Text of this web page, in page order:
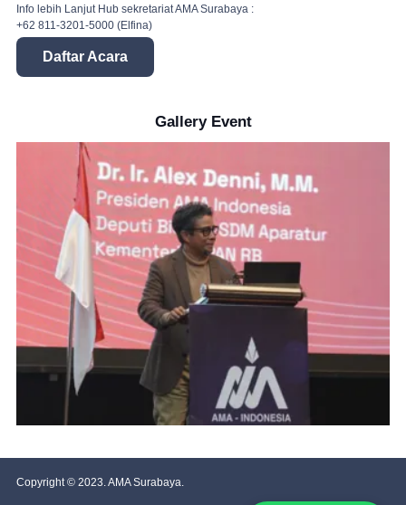
Info lebih Lanjut Hub sekretariat AMA Surabaya :
+62 811-3201-5000 (Elfina)
Daftar Acara
Gallery Event
Copyright © 2023. AMA Surabaya.